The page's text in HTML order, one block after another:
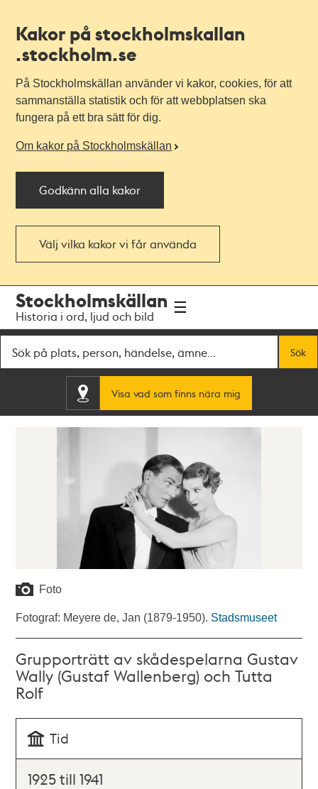
Kakor på stockholmskallan
.stockholm.se
På Stockholmskällan använder vi kakor, cookies, för att
sammanställa statistik och för att webbplatsen ska
fungera på ett bra sätt för dig.
Om kakor på Stockholmskällan
Godkänn alla kakor
Välj vilka kakor vi får använda
navigationen
huvudinnehållet
Stockholmskällan
Historia i ord, ljud och bild
Sök
Visa vad som finns nära mig
Foto
Fotograf: Meyere de, Jan (1879-1950). Stadsmuseet
Grupporträtt av skådespelarna Gustav
Wally (Gustaf Wallenberg) och Tutta
Rolf
Tid
1925 till 1941